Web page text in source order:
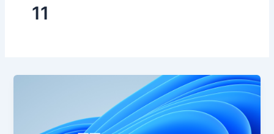
11